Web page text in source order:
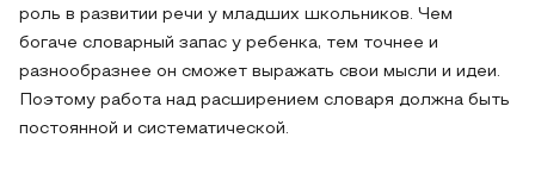
роль в развитии речи у младших школьников. Чем
богаче словарный запас у ребенка, тем точнее и
разнообразнее он сможет выражать свои мысли и идеи.
Поэтому работа над расширением словаря должна быть
постоянной и систематической.